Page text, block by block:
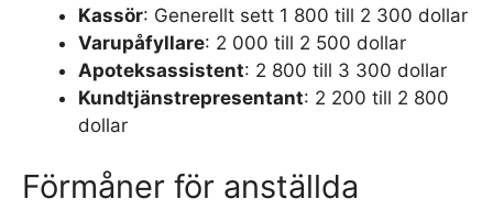
Kassör: Generellt sett 1 800 till 2 300 dollar
Varupåfyllare: 2 000 till 2 500 dollar
Apoteksassistent: 2 800 till 3 300 dollar
Kundtjänstrepresentant: 2 200 till 2 800
dollar
Förmåner för anställda